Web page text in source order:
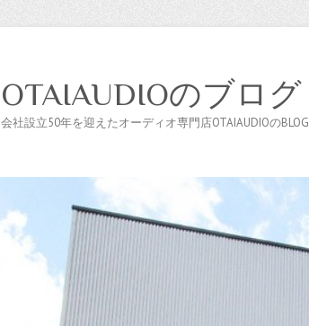
OTAIAUDIOのブログ
会社設立50年を迎えたオーディオ専門店OTAIAUDIOのBLOG